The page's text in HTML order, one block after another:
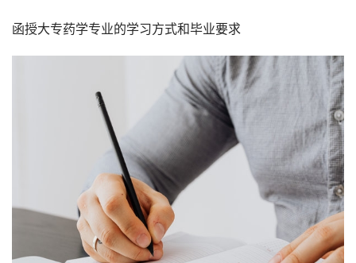
函授大专药学专业的学习方式和毕业要求